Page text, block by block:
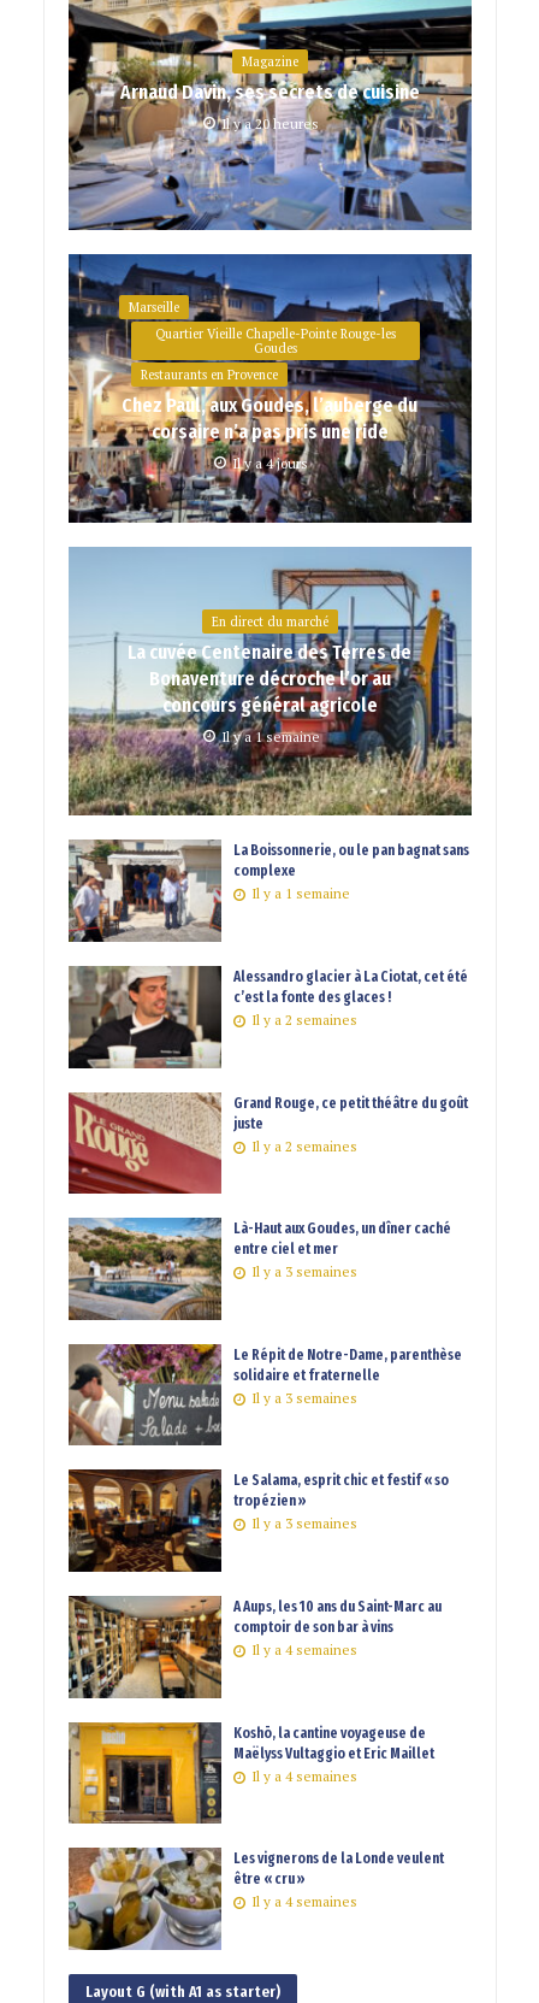
Magazine
Arnaud Davin, ses secrets de cuisine
Il y a 20 heures
Marseille
Quartier Vieille Chapelle-Pointe Rouge-les
Goudes
Restaurants en Provence
Chez Paul, aux Goudes, l’auberge du
corsaire n’a pas pris une ride
Il y a 4 jours
En direct du marché
La cuvée Centenaire des Terres de
Bonaventure décroche l’or au
concours général agricole
Il y a 1 semaine
La Boissonnerie, ou le pan bagnat sans
complexe
Il y a 1 semaine
Alessandro glacier à La Ciotat, cet été
c’est la fonte des glaces !
Il y a 2 semaines
Grand Rouge, ce petit théâtre du goût
juste
Il y a 2 semaines
Là-Haut aux Goudes, un dîner caché
entre ciel et mer
Il y a 3 semaines
Le Répit de Notre-Dame, parenthèse
solidaire et fraternelle
Il y a 3 semaines
Le Salama, esprit chic et festif « so
tropézien »
Il y a 3 semaines
A Aups, les 10 ans du Saint-Marc au
comptoir de son bar à vins
Il y a 4 semaines
Koshō, la cantine voyageuse de
Maëlyss Vultaggio et Eric Maillet
Il y a 4 semaines
Les vignerons de la Londe veulent
être « cru »
Il y a 4 semaines
Layout G (with A1 as starter)